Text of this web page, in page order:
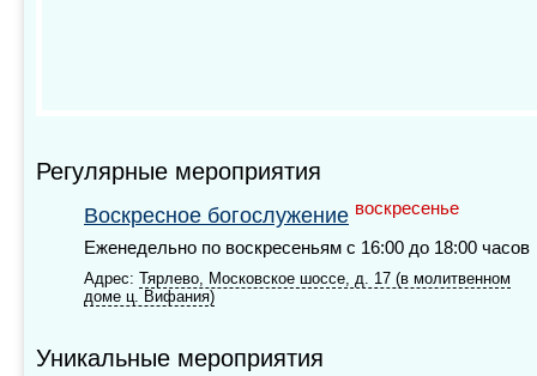
Регулярные мероприятия
Воскресное богослужение воскресенье
Еженедельно по воскресеньям с 16:00 до 18:00 часов
Адрес: Тярлево, Московское шоссе, д. 17 (в молитвенном
доме ц. Вифания)
Уникальные мероприятия